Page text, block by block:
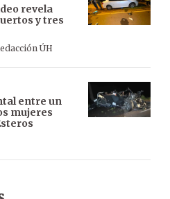
revela
y tres
ÚH
entre un
mujeres